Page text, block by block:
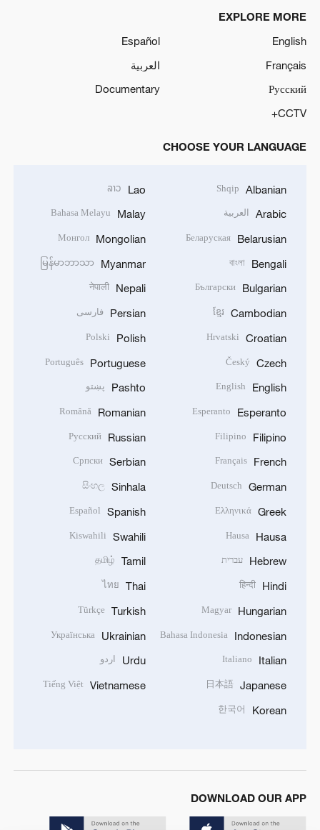
EXPLORE MORE
English
Español
Français
العربية
Русский
Documentary
CCTV+
CHOOSE YOUR LANGUAGE
Albanian
Shqip
Arabic العربية
Belarusian
Беларуская
Bengali
বাংলা
Bulgarian
Български
Cambodian
ខ្មែរ
Croatian
Hrvatski
Czech
Český
English
English
Esperanto
Esperanto
Filipino
Filipino
French
Français
German
Deutsch
Greek
Ελληνικά
Hausa
Hausa
Hebrew עברית
Hindi
हिन्दी
Hungarian
Magyar
Indonesian
Bahasa Indonesia
Italian
Italiano
Japanese
日本語
Korean
한국어
Lao
ລາວ
Malay
Bahasa Melayu
Mongolian
Монгол
Myanmar
မြန်မာဘာသာ
Nepali
नेपाली
Persian فارسی
Polish
Polski
Portuguese
Português
Pashto پښتو
Romanian
Română
Russian
Русский
Serbian
Српски
Sinhala
සිංහල
Spanish
Español
Swahili
Kiswahili
Tamil
தமிழ்
Thai
ไทย
Turkish
Türkçe
Ukrainian
Українська
Urdu اردو
Vietnamese
Tiếng Việt
DOWNLOAD OUR APP